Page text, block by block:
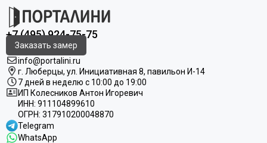
+7 (495) 924-75-75
Заказать замер
info@portalini.ru
г. Люберцы, ул. Инициативная 8, павильон И-14
7 дней в неделю с 10:00 до 19:00
ИП Колесников Антон Игоревич
ИНН: 911104899610
ОГРН: 317910200048870
Telegram
WhatsApp